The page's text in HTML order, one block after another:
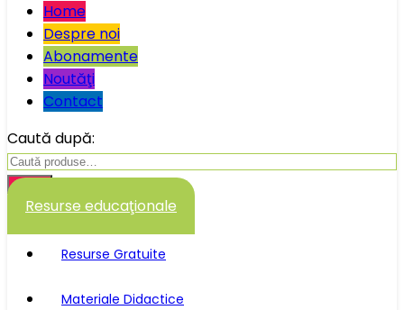
Home
Despre noi
Abonamente
Noutăţi
Contact
Caută după:
Caută
Resurse educaţionale
Resurse Gratuite
Materiale Didactice